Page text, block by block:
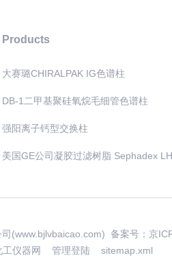
Products
大赛璐CHIRALPAK IG色谱柱
DB-1二甲基聚硅氧烷毛细管色谱柱
强阳离子钙型交换柱
美国GE公司凝胶过滤树脂 Sephadex
(www.bjlvbaicao.com) 备案号： 京
工仪器网 管理登陆 sitemap.xml